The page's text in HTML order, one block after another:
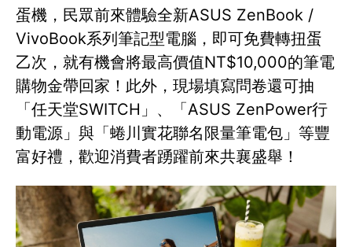
蛋機，民眾前來體驗全新ASUS ZenBook /
VivoBook系列筆記型電腦，即可免費轉扭蛋
乙次，就有機會將最高價值NT$10,000的筆電
購物金帶回家！此外，現場填寫問卷還可抽
「任天堂SWITCH」、「ASUS ZenPower行
動電源」與「蜷川實花聯名限量筆電包」等豐
富好禮，歡迎消費者踴躍前來共襄盛舉！